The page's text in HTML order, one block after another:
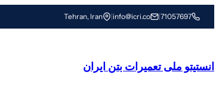
رفتن
به
71057697
|
info@icri.co
|
Tehran, Iran
انستیتو ملی تعمیرات بتن ایران